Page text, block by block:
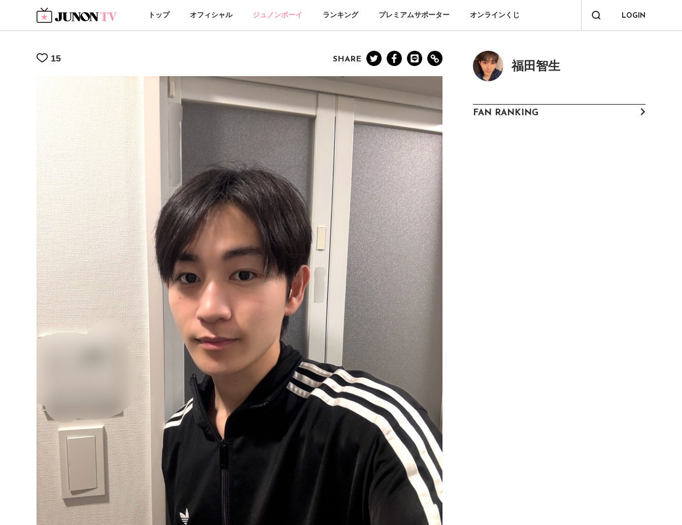
LOGIN
トップ オフィシャル ジュノンボーイ ランキング プレミアムサポーター オンラインくじ
15 SHARE 福田智生
FAN RANKING